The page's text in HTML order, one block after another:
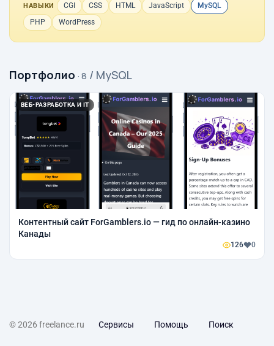
НАВЫКИ CGI CSS HTML JavaScript
MySQL
PHP
WordPress
Портфолио · 8 / MySQL
ВЕБ-РАЗРАБОТКА И IT
Контентный сайт ForGamblers.io — гид по онлайн-казино
Канады
126 0
© 2026 freelance.ru Сервисы Помощь Поиск